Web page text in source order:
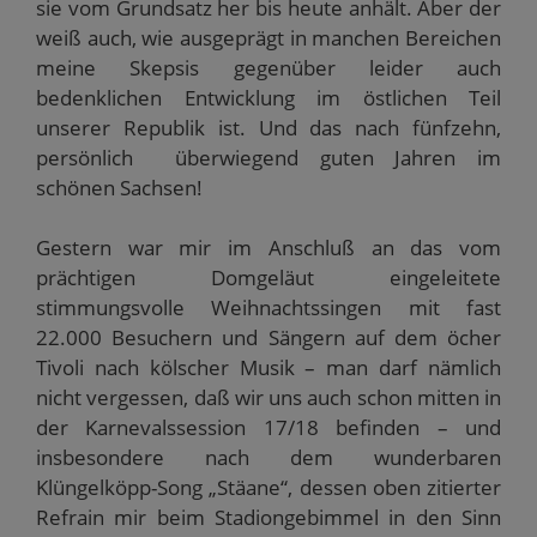
e
n
s
t
e
r
g
e
f
n
sie vom Grundsatz her bis heute anhält. Aber der
weiß auch, wie ausgeprägt in manchen Bereichen
meine Skepsis gegenüber leider auch
bedenklichen Entwicklung im östlichen Teil
unserer Republik ist. Und das nach fünfzehn,
persönlich überwiegend guten Jahren im
schönen Sachsen!
Gestern war mir im Anschluß an das vom
prächtigen Domgeläut eingeleitete
stimmungsvolle Weihnachtssingen mit fast
22.000 Besuchern und Sängern auf dem öcher
Tivoli nach kölscher Musik – man darf nämlich
nicht vergessen, daß wir uns auch schon mitten in
der Karnevalssession 17/18 befinden – und
insbesondere nach dem wunderbaren
Klüngelköpp-Song „Stäane“, dessen oben zitierter
Refrain mir beim Stadiongebimmel in den Sinn